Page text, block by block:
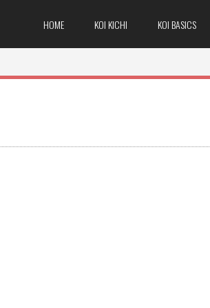
HOME KOI KICHI KOI BASICS